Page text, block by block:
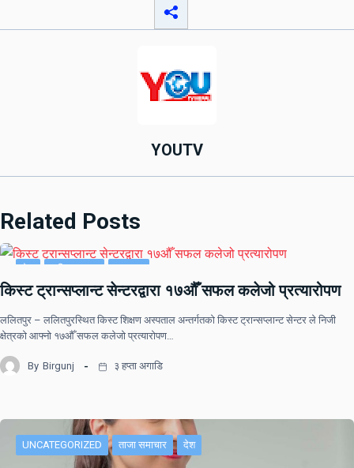
YOUTV
Related Posts
किस्ट ट्रान्सप्लान्ट सेन्टरद्वारा १७औँ सफल कलेजो प्रत्यारोपण
ललितपुर – ललितपुरस्थित किस्ट शिक्षण अस्पताल अन्तर्गतको किस्ट ट्रान्सप्लान्ट सेन्टर ले निजी
क्षेत्रको आफ्नो १७औँ सफल कलेजो प्रत्यारोपण…
By Birgunj ३ हप्ता अगाडि
UNCATEGORIZED ताजा समाचार देश